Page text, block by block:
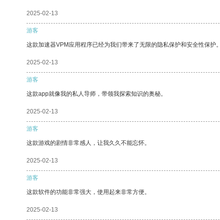
2025-02-13
游客
这款加速器VPM应用程序已经为我们带来了无限的隐私保护和安全性保护
2025-02-13
游客
这款app就像我的私人导师，带领我探索知识的奥秘。
2025-02-13
游客
这款游戏的剧情非常感人，让我久久不能忘怀。
2025-02-13
游客
这款软件的功能非常强大，使用起来非常方便。
2025-02-13